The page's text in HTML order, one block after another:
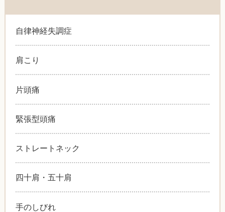
自律神経失調症
肩こり
片頭痛
緊張型頭痛
ストレートネック
四十肩・五十肩
手のしびれ